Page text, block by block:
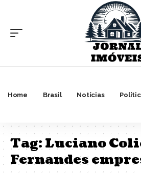
Home Brasil Notícias
Tag:Luciano
Fernandes